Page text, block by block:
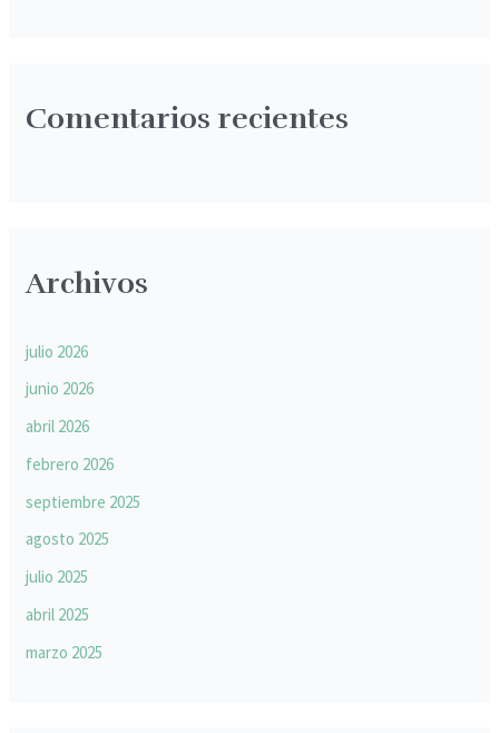
Comentarios recientes
Archivos
julio 2026
junio 2026
abril 2026
febrero 2026
septiembre 2025
agosto 2025
julio 2025
abril 2025
marzo 2025